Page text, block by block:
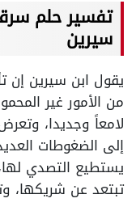
تفسير حلم
سيرين
يقول ابن سيرين إن
من الأمور غير
لامعاً وجديدا،
إلى الضغوطات
يستطيع التصدي
تبتعد عن شريكها،